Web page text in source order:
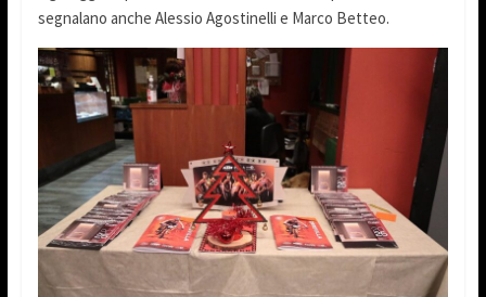
segnalano anche Alessio Agostinelli e Marco Betteo.